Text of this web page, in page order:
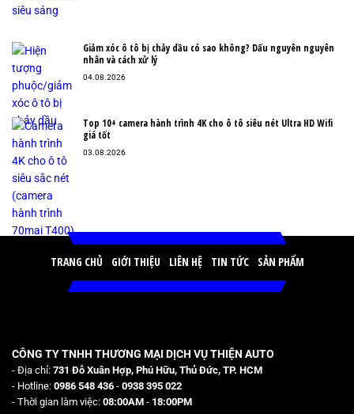
Giảm xóc ô tô bị chảy dầu có sao không? Dấu nguyên nguyên
nhân và cách xử lý
04.08.2026
Top 10+ camera hành trình 4K cho ô tô siêu nét Ultra HD Wifi
giá tốt
03.08.2026
TRANG CHỦ GIỚI THIỆU LIÊN HỆ TIN TỨC SẢN PHẨM
CÔNG TY TNHH THƯƠNG MẠI DỊCH VỤ THIỆN AUTO
- Địa chỉ: 731 Đỗ Xuân Hợp, Phú Hữu, Thủ Đức, TP. HCM
- Hotline: 0986 548 436 - 0938 395 022
- Thời gian làm việc: 08:00AM - 18:00PM